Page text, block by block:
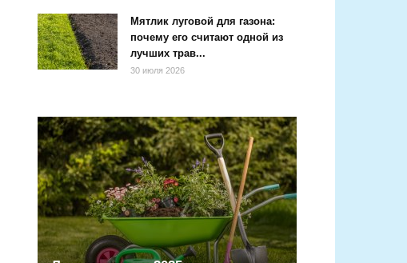
Мятлик луговой для газона:
почему его считают одной из
лучших трав...
30 июля 2026